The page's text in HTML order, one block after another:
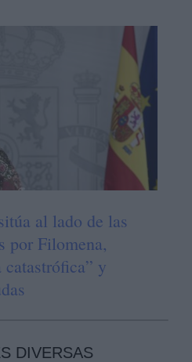
al lado de las
por Filomena,
catastrófica” y
DIVERSAS